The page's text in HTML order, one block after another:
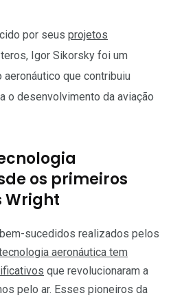
por seus projetos
Igor Sikorsky foi um
que contribuiu
o desenvolvimento da aviação
os primeiros
Wright
sucedidos realizados pelos
aeronáutica tem
que revolucionaram a
pelo ar. Esses pioneiros da